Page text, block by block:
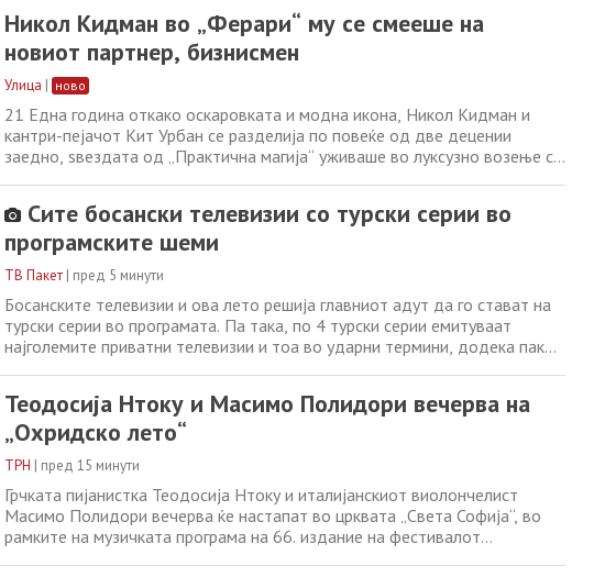
покажа дека американските
Никол Кидман во „Ферари“ му се смееше на
новиот партнер, бизнисмен
Улица | ново
21 Една година откако оскаровката и модна икона, Никол Кидман и
кантри-пејачот Кит Урбан се разделија по повеќе од две децении
заедно, ѕвездата од „Практична магија“ уживаше во луксузно возење со
аеродромот „Ван Најс“ во
Сите босански телевизии со турски серии во
програмските шеми
ТВ Пакет | пред 5 минути
Босанските телевизии и ова лето решија главниот адут да го стават на
турски серии во програмата. Па така, по 4 турски серии емитуваат
најголемите приватни телевизии и тоа во ударни термини, додека пак
неконвенционалната драма
Теодосија Нтоку и Масимо Полидори вечерва на
„Охридско лето“
ТРН | пред 15 минути
Грчката пијанистка Теодосија Нтоку и италијанскиот виолончелист
Масимо Полидори вечерва ќе настапат во црквата „Света Софија“, во
рамките на музичката програма на 66. издание на фестивалот